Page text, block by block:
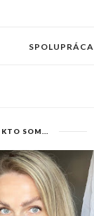
SPOLUPRÁCA
KTO SOM...